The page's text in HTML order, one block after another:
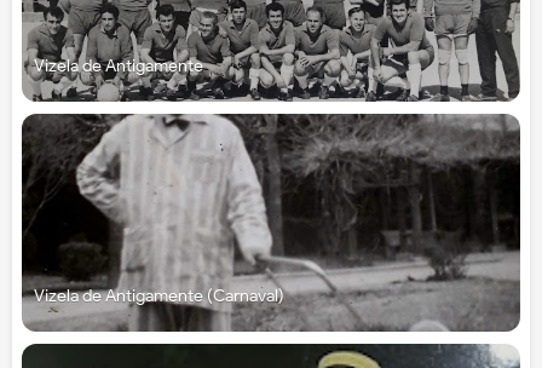
Vizela de Antigamente
Vizela de Antigamente (Carnaval)